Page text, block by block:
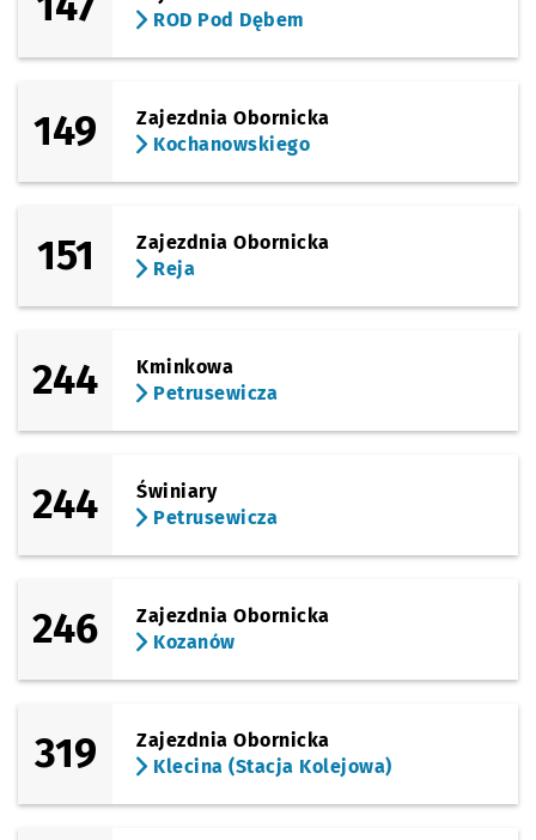
ROD Pod Dębem
149
Zajezdnia Obornicka
Kochanowskiego
151
Zajezdnia Obornicka
Reja
244
Kminkowa
Petrusewicza
244
Świniary
Petrusewicza
246
Zajezdnia Obornicka
Kozanów
319
Zajezdnia Obornicka
Klecina (Stacja Kolejowa)